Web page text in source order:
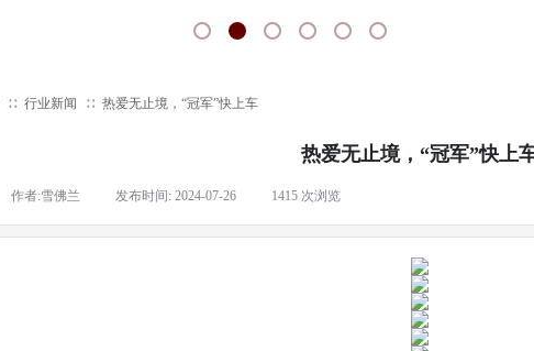
∷ 行业新闻 ∷ 热爱无止境，“冠军”快上车
热爱无止境，“冠军”快上
作者:雪佛兰 发布时间: 2024-07-26 1415 次浏览